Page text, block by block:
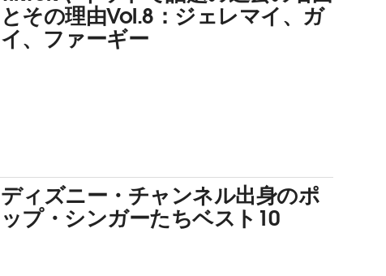
とその理由Vol.8：ジェレマイ、ガ
イ、ファーギー
ディズニー・チャンネル出身のポ
ップ・シンガーたちベスト10